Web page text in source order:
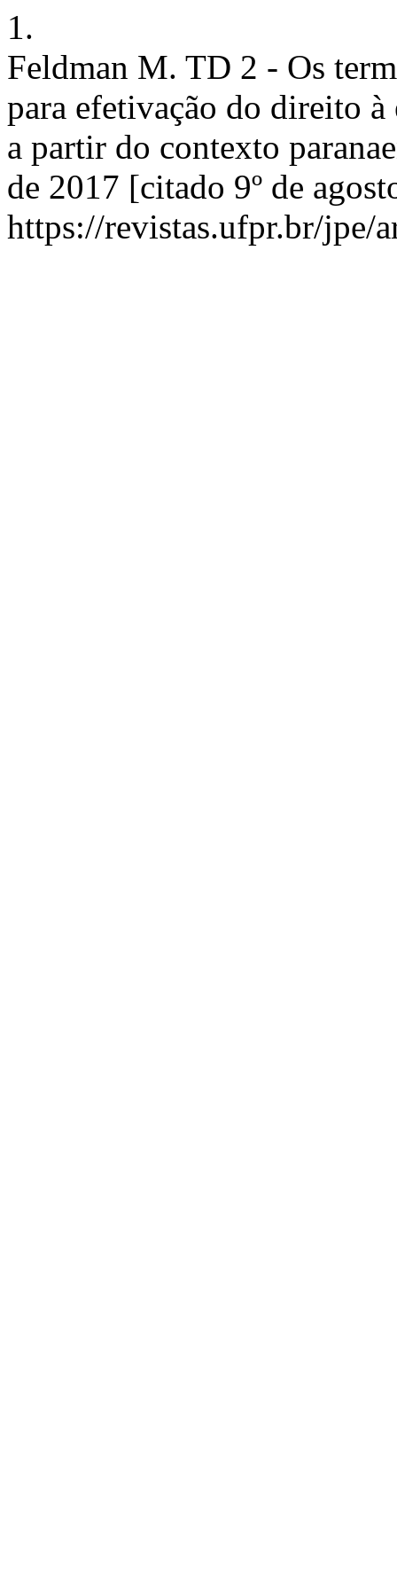
1.
Feldman M. TD 2 - Os
para efetivação do direito
a partir do contexto
de 2017 [citado 9º de
https://revistas.ufpr.br/jpe/